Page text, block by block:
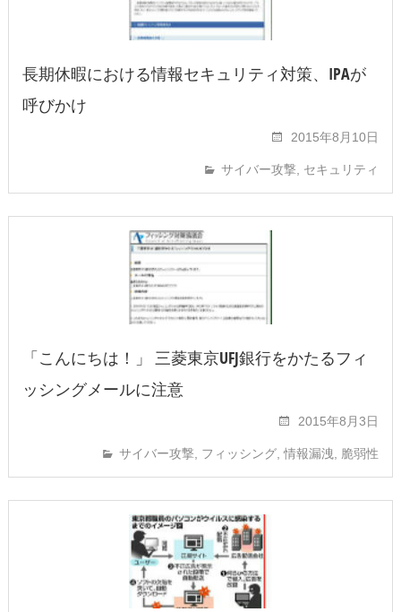
長期休暇における情報セキュリティ対策、IPAが
呼びかけ
2015年8月10日
サイバー攻撃 セキュリティ
「こんにちは！」 三菱東京UFJ銀行をかたるフィ
ッシングメールに注意
2015年8月3日
サイバー攻撃 フィッシング ,情報漏洩 脆弱性